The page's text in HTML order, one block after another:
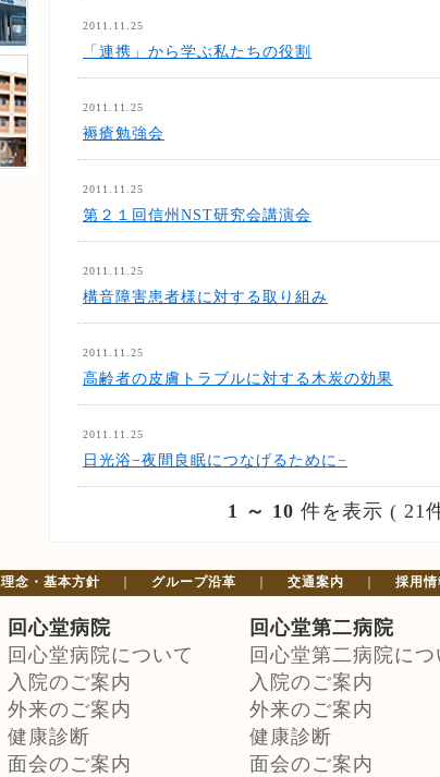
2011.11.25
「連携」から学ぶ私たちの役割
2011.11.25
褥瘡勉強会
2011.11.25
第２１回信州NST研究会講演会
2011.11.25
構音障害患者様に対する取り組み
2011.11.25
高齢者の皮膚トラブルに対する木炭の効果
2011.11.25
日光浴−夜間良眠につなげるために−
1 ～ 10 件を表示 ( 21
理念・基本方針 グループ沿革 交通案内 採用情
回心堂病院
回心堂病院について
入院のご案内
外来のご案内
健康診断
面会のご案内
回心堂第二病院
回心堂第二病院につ
入院のご案内
外来のご案内
健康診断
面会のご案内